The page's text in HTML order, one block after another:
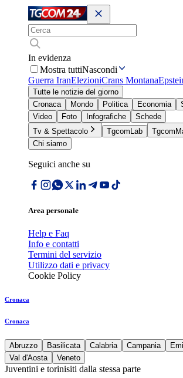
In evidenza
Mostra tuttiNascondi
Guerra IranElezioniCrans Montana
Tutte le notizie del giorno
Cronaca
Mondo Politica Economia
Video
Foto Infografiche
Schede
Tv & Spettacolo
TgcomLab
Chi siamo
Seguici anche su
Area personale
Help e Faq
Info e contatti
Termini del servizio
Utilizzo dati e privacy
Cookie Policy
Cronaca
Cronaca
Abruzzo Basilicata Calabria Campania
Val d'Aosta
Veneto
Juventini e torinisiti dalla stessa parte